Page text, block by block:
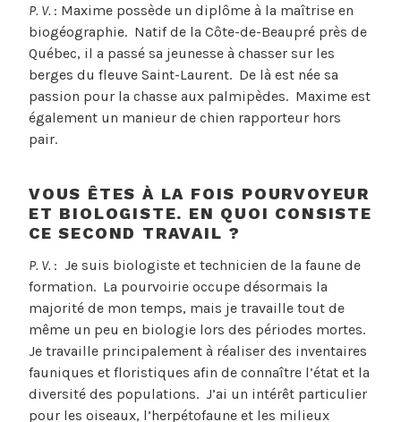
P. V. : Maxime possède un diplôme à la maîtrise en
biogéographie. Natif de la Côte-de-Beaupré près de
Québec, il a passé sa jeunesse à chasser sur les
berges du fleuve Saint-Laurent. De là est née sa
passion pour la chasse aux palmipèdes. Maxime est
également un manieur de chien rapporteur hors
pair.
VOUS ÊTES À LA FOIS POURVOYEUR
ET BIOLOGISTE. EN QUOI CONSISTE
CE SECOND TRAVAIL ?
P. V. : Je suis biologiste et technicien de la faune de
formation. La pourvoirie occupe désormais la
majorité de mon temps, mais je travaille tout de
même un peu en biologie lors des périodes mortes.
Je travaille principalement à réaliser des inventaires
fauniques et floristiques afin de connaître l’état et la
diversité des populations. J’ai un intérêt particulier
pour les oiseaux, l’herpétofaune et les milieux